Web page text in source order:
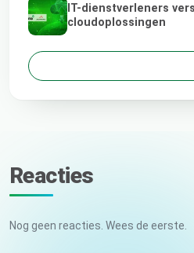
IT-dienstverleners
cloudoplossingen
Reacties
Nog geen reacties. Wees de eerste.